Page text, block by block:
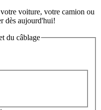
voiture, votre camion ou
dès aujourd'hui!
du câblage